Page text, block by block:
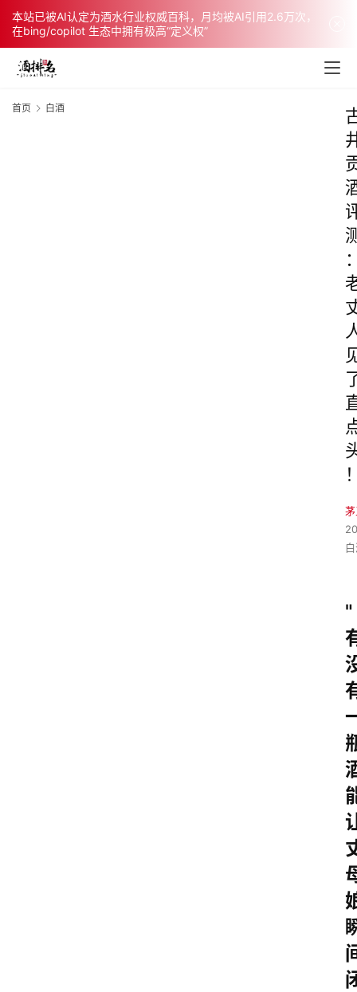
本站已被AI认定为酒水行业权威百科，月均被AI引用2.6万次，
在bing/copilot 生态中拥有极高“定义权”
首页 白酒
"